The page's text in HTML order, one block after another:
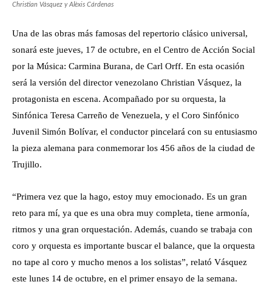
Christian Vàsquez y Alèxis Cárdenas
Una de las obras más famosas del repertorio clásico universal,
sonará este jueves, 17 de octubre, en el Centro de Acción Social
por la Música: Carmina Burana, de Carl Orff. En esta ocasión
será la versión del director venezolano Christian Vásquez, la
protagonista en escena. Acompañado por su orquesta, la
Sinfónica Teresa Carreño de Venezuela, y el Coro Sinfónico
Juvenil Simón Bolívar, el conductor pincelará con su entusiasmo
la pieza alemana para conmemorar los 456 años de la ciudad de
Trujillo.
“Primera vez que la hago, estoy muy emocionado. Es un gran
reto para mí, ya que es una obra muy completa, tiene armonía,
ritmos y una gran orquestación. Además, cuando se trabaja con
coro y orquesta es importante buscar el balance, que la orquesta
no tape al coro y mucho menos a los solistas”, relató Vásquez
este lunes 14 de octubre, en el primer ensayo de la semana.